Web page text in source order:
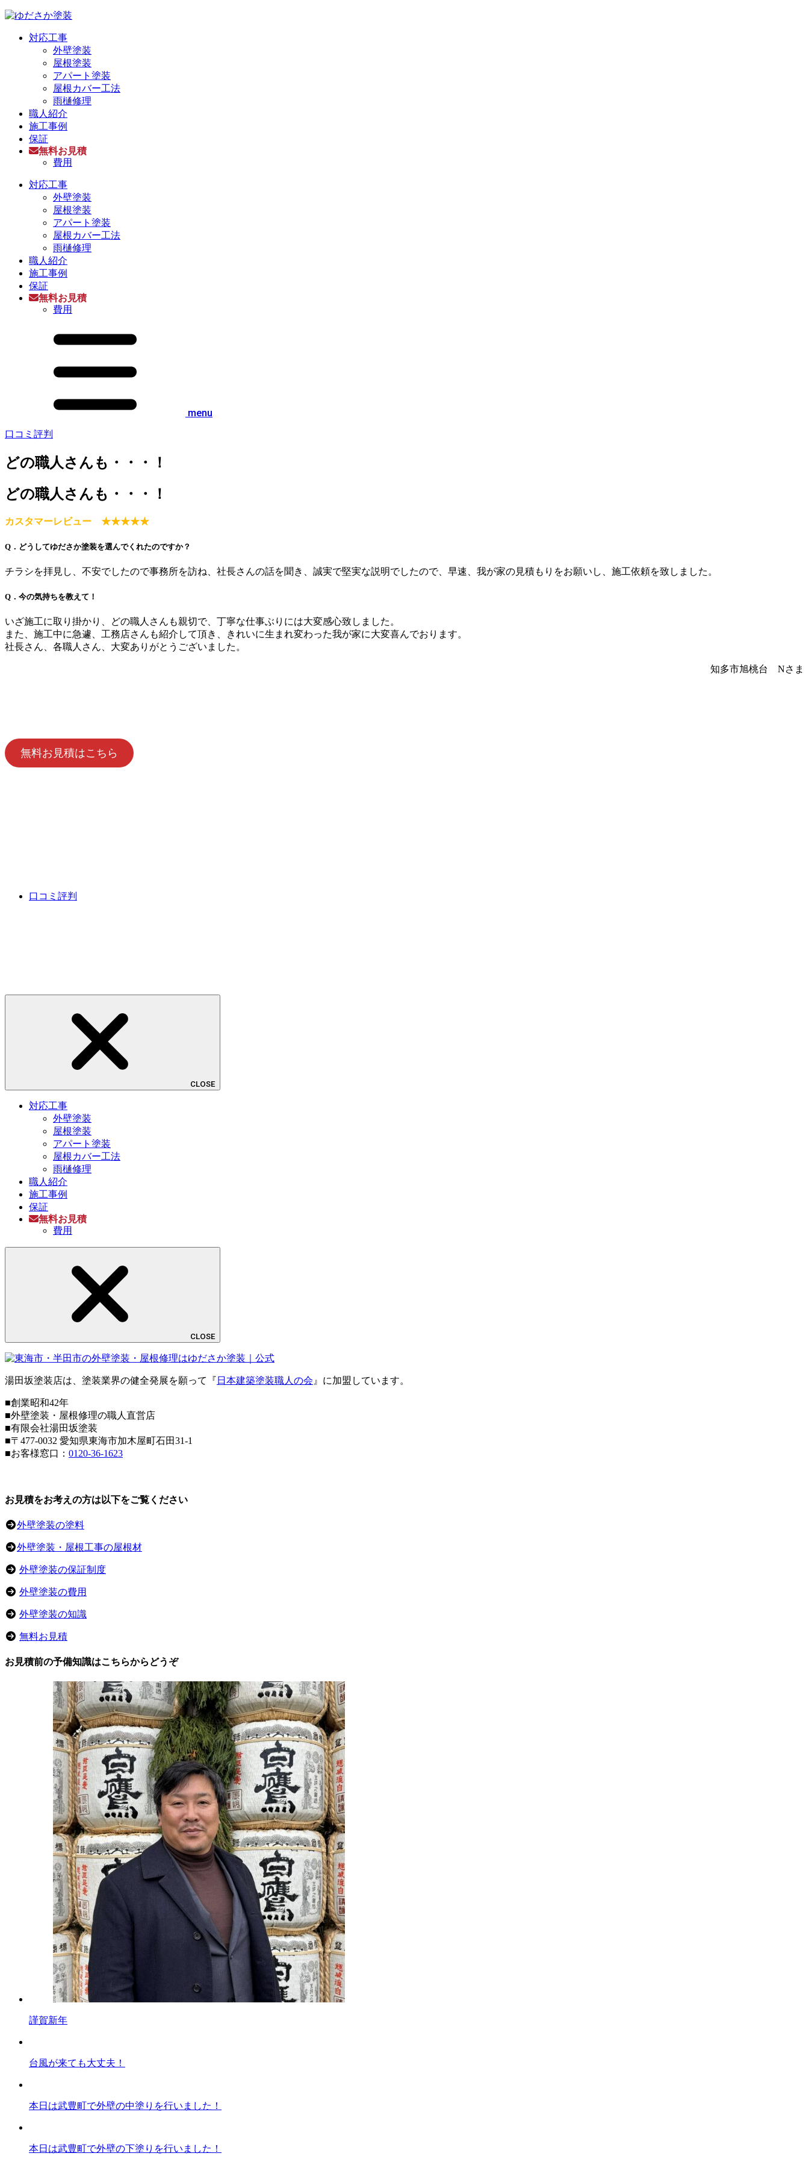
対応工事
外壁塗装
屋根塗装
アパート塗装
屋根カバー工法
雨樋修理
職人紹介
施工事例
保証
無料お見積
費用
対応工事
外壁塗装
屋根塗装
アパート塗装
屋根カバー工法
雨樋修理
職人紹介
施工事例
保証
無料お見積
費用
menu
口コミ評判
どの職人さんも・・・！
どの職人さんも・・・！
カスタマーレビュー ★★★★★
Q．どうしてゆださか塗装を選んでくれたのですか？
チラシを拝見し、不安でしたので事務所を訪ね、社長さんの話を聞き、誠実で堅実な説明でしたので、早速、我が家の見積もりをお願いし、施工依頼を致しました。
Q．今の気持ちを教えて！
いざ施工に取り掛かり、どの職人さんも親切で、丁寧な仕事ぶりには大変感心致しました。
また、施工中に急遽、工務店さんも紹介して頂き、きれいに生まれ変わった我が家に大変喜んでおります。
社長さん、各職人さん、大変ありがとうございました。
知多市旭桃台 Nさま
無料お見積はこちら
口コミ評判
CLOSE
対応工事
外壁塗装
屋根塗装
アパート塗装
屋根カバー工法
雨樋修理
職人紹介
施工事例
保証
無料お見積
費用
CLOSE
湯田坂塗装店は、塗装業界の健全発展を願って『 日本建築塗装職人の会』に加盟しています。
■創業昭和42年
■外壁塗装・屋根修理の職人直営店
■有限会社湯田坂塗装
■〒 477-0032 愛知県東海市加木屋町石田31-1
■お客様窓口： 0120-36-1623
お見積をお考えの方は以下をご覧ください
外壁塗装の塗料
外壁塗装・屋根工事の屋根材
外壁塗装の保証制度
外壁塗装の費用
外壁塗装の知識
無料お見積
お見積前の予備知識はこちらからどうぞ
謹賀新年
台風が来ても大丈夫！
本日は武豊町で外壁の中塗りを行いました！
本日は武豊町で外壁の下塗りを行いました！